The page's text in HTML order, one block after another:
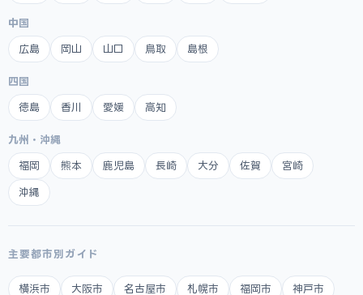
中国
広島 岡山 山口 鳥取 島根
四国
徳島 香川 愛媛 高知
九州・沖縄
福岡 熊本 鹿児島 長崎 大分 佐賀 宮崎
沖縄
主要都市別ガイド
横浜市 大阪市 名古屋市 札幌市 福岡市 神戸市